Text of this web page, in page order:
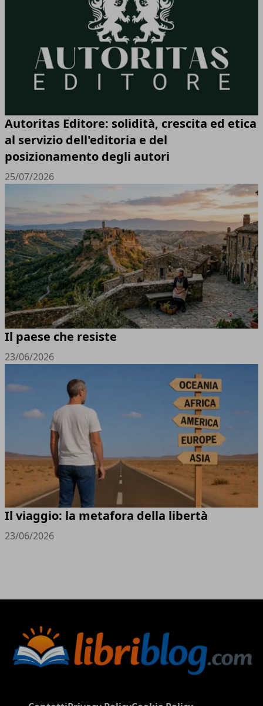
Autoritas Editore: solidità, crescita ed etica
al servizio dell'editoria e del
posizionamento degli autori
25/07/2026
Il paese che resiste
23/06/2026
Il viaggio: la metafora della libertà
23/06/2026